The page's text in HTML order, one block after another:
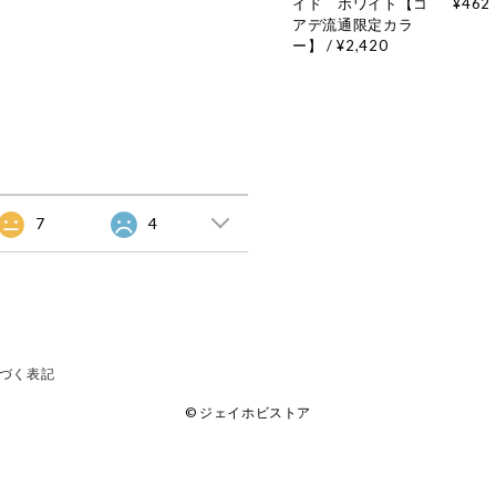
アデ流通限定カラ
ー】 / ¥2,420
7 4
く表記
© ジェイホビストア